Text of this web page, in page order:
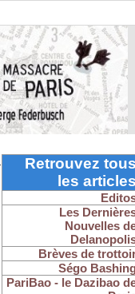
Retrouvez tous
les articles
Les
Nouvelles
Brèves de
Ségo
PariBao - le Dazibao